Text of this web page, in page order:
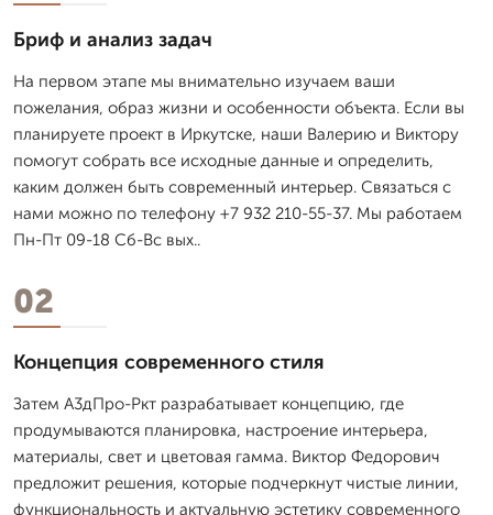
Бриф и анализ задач
На первом этапе мы внимательно изучаем ваши
пожелания, образ жизни и особенности объекта. Если вы
планируете проект в Иркутске, наши Валерию и Виктору
помогут собрать все исходные данные и определить,
каким должен быть современный интерьер. Связаться с
нами можно по телефону +7 932 210-55-37. Мы работаем
Пн-Пт 09-18 Сб-Вс вых..
02
Концепция современного стиля
Затем А3дПро-Ркт разрабатывает концепцию, где
продумываются планировка, настроение интерьера,
материалы, свет и цветовая гамма. Виктор Федорович
предложит решения, которые подчеркнут чистые линии,
функциональность и актуальную эстетику современного